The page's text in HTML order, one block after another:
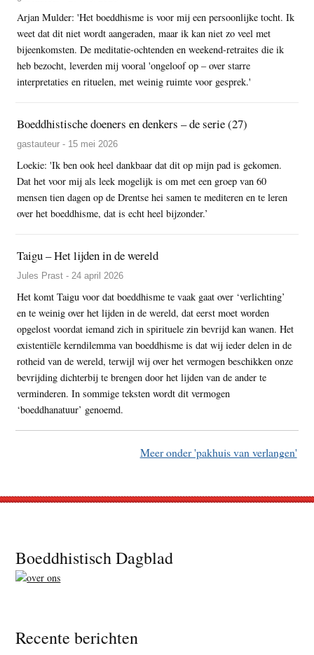
Arjan Mulder: 'Het boeddhisme is voor mij een persoonlijke tocht. Ik
weet dat dit niet wordt aangeraden, maar ik kan niet zo veel met
bijeenkomsten. De meditatie-ochtenden en weekend-retraites die ik
heb bezocht, leverden mij vooral 'ongeloof op – over starre
interpretaties en rituelen, met weinig ruimte voor gesprek.'
Boeddhistische doeners en denkers – de serie (27)
gastauteur - 15 mei 2026
Loekie: 'Ik ben ook heel dankbaar dat dit op mijn pad is gekomen.
Dat het voor mij als leek mogelijk is om met een groep van 60
mensen tien dagen op de Drentse hei samen te mediteren en te leren
over het boeddhisme, dat is echt heel bijzonder.’
Taigu – Het lijden in de wereld
Jules Prast - 24 april 2026
Het komt Taigu voor dat boeddhisme te vaak gaat over ‘verlichting’
en te weinig over het lijden in de wereld, dat eerst moet worden
opgelost voordat iemand zich in spirituele zin bevrijd kan wanen. Het
existentiële kerndilemma van boeddhisme is dat wij ieder delen in de
rotheid van de wereld, terwijl wij over het vermogen beschikken onze
bevrijding dichterbij te brengen door het lijden van de ander te
verminderen. In sommige teksten wordt dit vermogen
‘boeddhanatuur’ genoemd.
Meer onder 'pakhuis van verlangen'
Footer
Boeddhistisch Dagblad
Recente berichten